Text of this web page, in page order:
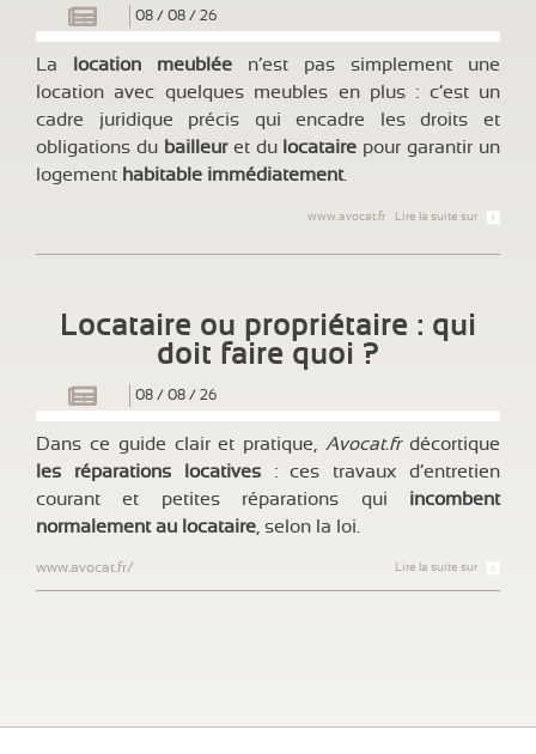
08/ 08 / 26
La location meublée n’est pas simplement une
location avec quelques meubles en plus : c’est un
cadre juridique précis qui encadre les droits et
obligations du bailleuret du locataire pour garantir un
logement habitable immédiatement.
Lire la suite sur
www.avocat.fr
Locataire ou propriétaire : qui
doit faire quoi ?
08/ 08 / 26
Dans ce guide clair et pratique, Avocat.frdécortique
les réparations locatives: ces travaux d’entretien
courant et petites réparations qui incombent
normalement au locataire , selon la loi.
Lire la suite sur
www.avocat.fr/